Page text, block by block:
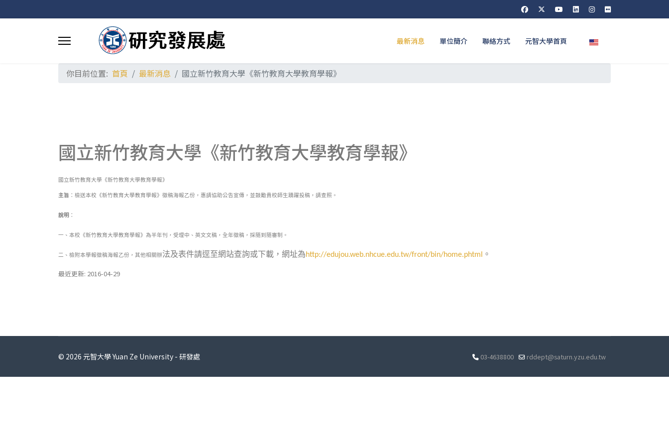
最新消息 單位簡介 聯絡方式 元智大學首頁 選擇你的語言
你目前位置: 首頁 最新消息 國立新竹教育大學《新竹教育大學教育學報》
國立新竹教育大學《新竹教育大學教育學報》
國立新竹教育大學《新竹教育大學教育學報》
主旨 ：檢送本校《新竹教育大學教育學報》徵稿海報乙份，惠請協助公告宣傳，並鼓勵貴校師生踴躍投稿，請查照。
說明 ：
一、本校《新竹教育大學教育學報》為半年刊，受理中、英文文稿，全年徵稿，採隨到隨審制。
二、檢附本學報徵稿海報乙份，其他相關辦法及表件請逕至網站查詢或下載，網址為http://edujou.web.nhcue.edu.tw/front/bin/home.phtml 。
最近更新: 2016-04-29
© 2026 元智大學 Yuan Ze University - 研發處 03-4638800 rddept@saturn.yzu.edu.tw